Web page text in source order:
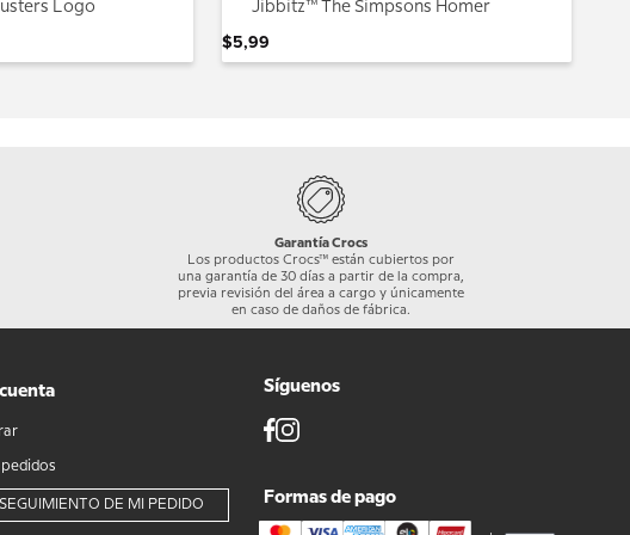
Logo Jibbitz™ The Simpsons Homer
$5,99
Garantía Crocs
Los productos Crocs™ están cubiertos por
una garantía de 30 días a partir de la compra,
previa revisión del área a cargo y únicamente
en caso de daños de fábrica.
pedidos
SEGUIMIENTO DE MI PEDIDO
Síguenos
Formas de pago